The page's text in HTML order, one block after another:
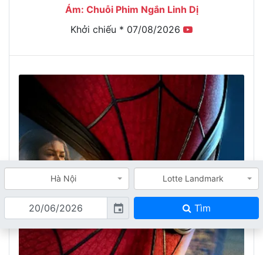
Hà Nội Lotte Landmark
event Tìm
Ám: Chuỗi Phim Ngắn Linh Dị
Khởi chiếu * 07/08/2026